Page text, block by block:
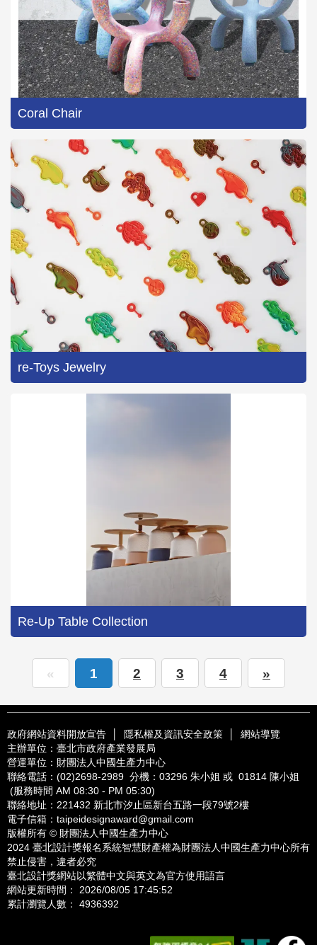
Coral Chair
re-Toys Jewelry
Re-Up Table Collection
« 1 2 3 4 »
政府網站資料開放宣告 隱私權及資訊安全政策
網站導覽
主辦單位：臺北市政府產業發展局
營運單位：財團法人中國生產力中心
聯絡電話： (02)2698-2989 分機：03296 朱小姐 或 01814 陳小姐
(服務時間 AM 08:30 - PM 05:30)
聯絡地址：221432 新北市汐止區新台五路一段79號2樓
電子信箱： taipeidesignaward@gmail.com
版權所有 © 財團法人中國生產力中心
2024 臺北設計獎報名系統智慧財產權為財團法人中國生產力中心所有
禁止侵害，違者必究
臺北設計獎網站以繁體中文與英文為官方使用語言
網站更新時間： 2026/08/05 17:45:52
累計瀏覽人數： 4936392